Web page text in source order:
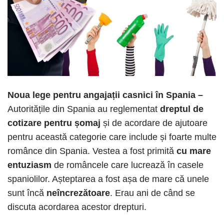
Noua lege pentru angajații casnici în Spania –
Autoritățile din Spania au reglementat dreptul de
cotizare pentru șomaj și de acordare de ajutoare
pentru această categorie care include și foarte multe
românce din Spania. Vestea a fost primită cu mare
entuziasm de româncele care lucrează în casele
spaniolilor. Așteptarea a fost așa de mare că unele
sunt încă neîncrezătoare. Erau ani de când se
discuta acordarea acestor drepturi.